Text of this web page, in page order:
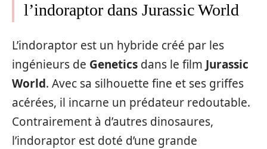
l’indoraptor dans Jurassic World
L’indoraptor est un hybride créé par les
ingénieurs de Genetics dans le film Jurassic
World. Avec sa silhouette fine et ses griffes
acérées, il incarne un prédateur redoutable.
Contrairement à d’autres dinosaures,
l’indoraptor est doté d’une grande